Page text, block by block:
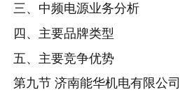
三、中频电源业务分析
四、主要品牌类型
五、主要竞争优势
第九节 济南能华机电有限公司